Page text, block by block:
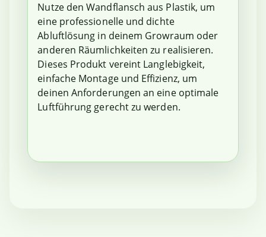
Nutze den Wandflansch aus Plastik, um
eine professionelle und dichte
Abluftlösung in deinem Growraum oder
anderen Räumlichkeiten zu realisieren.
Dieses Produkt vereint Langlebigkeit,
einfache Montage und Effizienz, um
deinen Anforderungen an eine optimale
Luftführung gerecht zu werden.